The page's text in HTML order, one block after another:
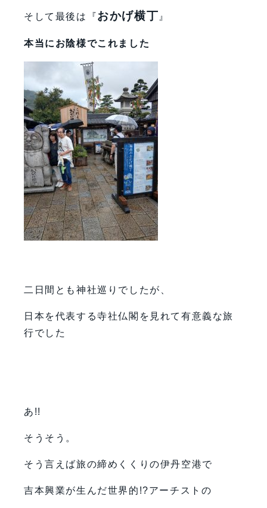
そして最後は『おかげ横丁 』
本当にお陰様でこれました
二日間とも神社巡りでしたが、
日本を代表する寺社仏閣を見れて有意義な旅
行でした
あ!!
そうそう。
そう言えば旅の締めくくりの伊丹空港で
吉本興業が生んだ世界的!?アーチストの